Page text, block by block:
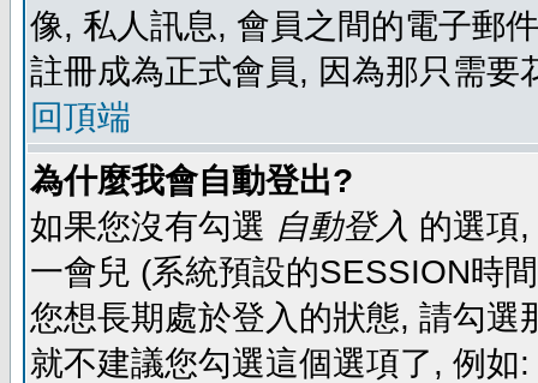
像, 私人訊息, 會員之間的電子郵
註冊成為正式會員, 因為那只需要
回頂端
為什麼我會自動登出?
如果您沒有勾選 自動登入 的選項
一會兒 (系統預設的SESSION時
您想長期處於登入的狀態, 請勾
就不建議您勾選這個選項了, 例